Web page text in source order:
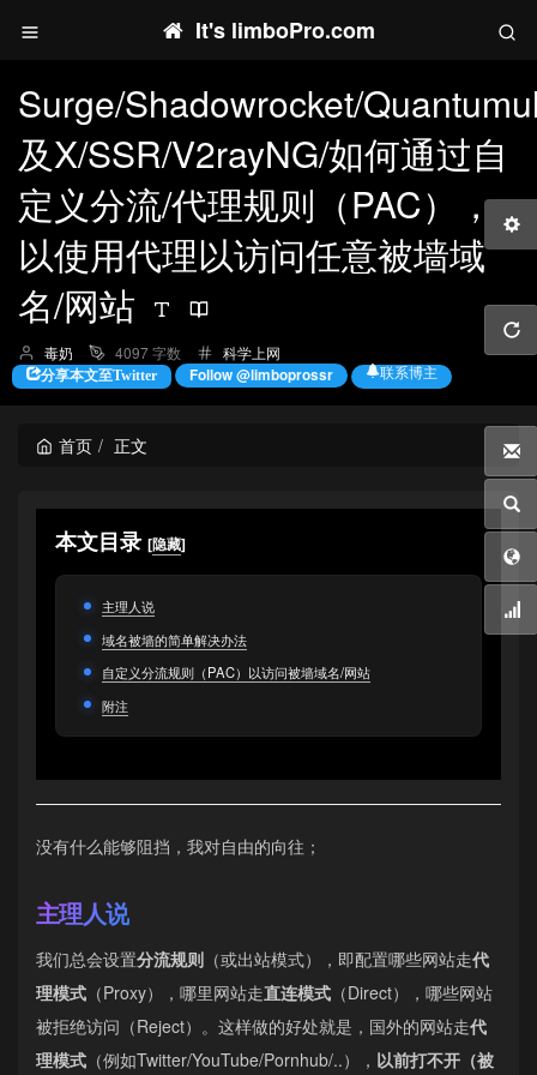
It's limboPro.com
Surge/Shadowrocket/
及X/SSR/V2rayNG/如何通过自
定义分流/代理规则（PAC），
以使用代理以访问任意被墙域
名/网站
博
主：
毒奶 4097 字数
分
类：
科学上网
分享本文至Twitter Follow @limboprossr 联系博主
首页 正文
本文目录 [隐藏]
主理人说
域名被墙的简单解决办法
自定义分流规则（PAC）以访问被墙域名/网站
附注
没有什么能够阻挡，我对自由的向往；
主理人说
我们总会设置分流规则 （或出站模式），即配置哪些网站走代
理模式 （Proxy），哪里网站走直连模式 （Direct），哪些网站
被拒绝访问（Reject）。这样做的好处就是，国外的网站走代
理模式 （例如Twitter/YouTube/Pornhub/..）， 以前打不开（被